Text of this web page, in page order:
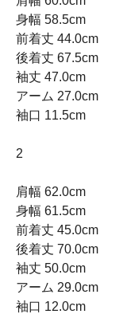
身幅 58.5cm
前着丈 44.0cm
後着丈 67.5cm
袖丈 47.0cm
アーム 27.0cm
袖口 11.5cm
2
肩幅 62.0cm
身幅 61.5cm
前着丈 45.0cm
後着丈 70.0cm
袖丈 50.0cm
アーム 29.0cm
袖口 12.0cm